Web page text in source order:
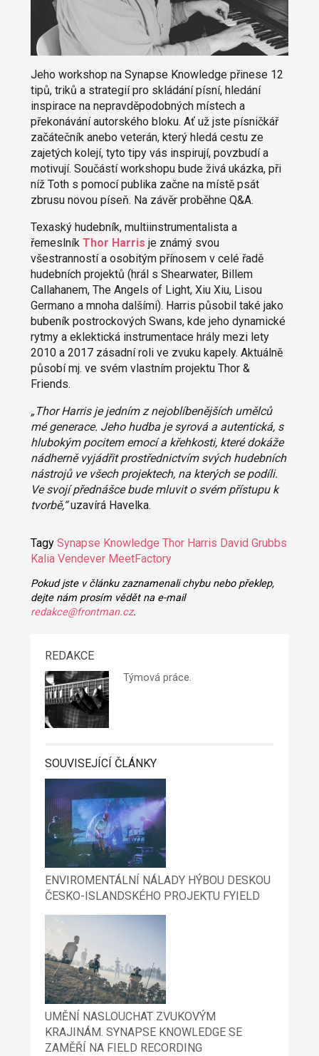
Jeho workshop na Synapse Knowledge přinese 12
tipů, triků a strategií pro skládání písní, hledání
inspirace na nepravděpodobných místech a
překonávání autorského bloku. Ať už jste písničkář
začátečník anebo veterán, který hledá cestu ze
zajetých kolejí, tyto tipy vás inspirují, povzbudí a
motivují. Součástí workshopu bude živá ukázka, při
níž Toth s pomocí publika začne na místě psát
zbrusu novou píseň. Na závěr proběhne Q&A.
Texaský hudebník, multiinstrumentalista a
řemeslník Thor Harris je známý svou
všestranností a osobitým přínosem v celé řadě
hudebních projektů (hrál s Shearwater, Billem
Callahanem, The Angels of Light, Xiu Xiu, Lisou
Germano a mnoha dalšími). Harris působil také jako
bubeník postrockových Swans, kde jeho dynamické
rytmy a eklektická instrumentace hrály mezi lety
2010 a 2017 zásadní roli ve zvuku kapely. Aktuálně
působí mj. ve svém vlastním projektu Thor &
Friends.
„Thor Harris je jedním z nejoblíbenějších umělců
mé generace. Jeho hudba je syrová a autentická, s
hlubokým pocitem emocí a křehkosti, které dokáže
nádherně vyjádřit prostřednictvím svých hudebních
nástrojů ve všech projektech, na kterých se podíli.
Ve svojí přednášce bude mluvit o svém přístupu k
tvorbě,“uzavírá Havelka.
Tagy Synapse Knowledge Thor Harris David Grubbs
Kalia Vendever MeetFactory
Pokud jste v článku zaznamenali chybu nebo překlep,
dejte nám prosím vědět na e-mail
redakce@frontman.cz.
REDAKCE
Týmová práce.
SOUVISEJÍCÍ ČLÁNKY
ENVIROMENTÁLNÍ NÁLADY HÝBOU DESKOU
ČESKO-ISLANDSKÉHO PROJEKTU FYIELD
UMĚNÍ NASLOUCHAT ZVUKOVÝM
KRAJINÁM. SYNAPSE KNOWLEDGE SE
ZAMĚŘÍ NA FIELD RECORDING